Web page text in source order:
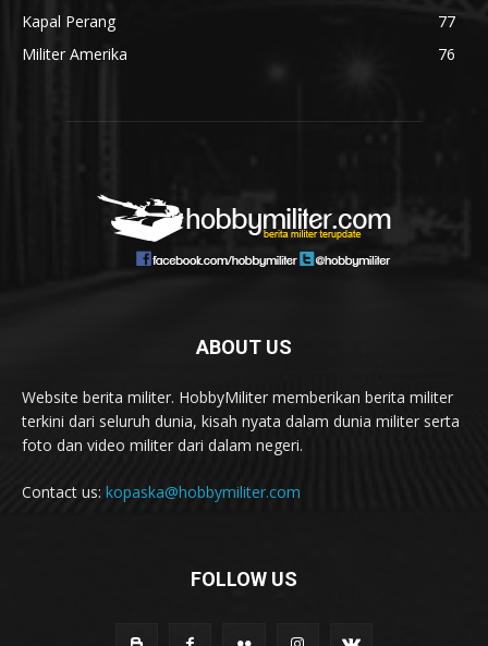
Kapal Perang
77
Militer Amerika
76
ABOUT US
Website berita militer. HobbyMiliter memberikan berita militer
terkini dari seluruh dunia, kisah nyata dalam dunia militer serta
foto dan video militer dari dalam negeri.
Contact us: kopaska@hobbymiliter.com
FOLLOW US